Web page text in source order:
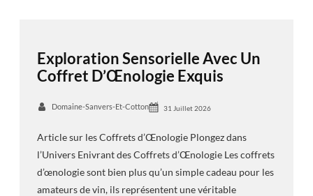
Exploration Sensorielle Avec Un
Coffret D’Œnologie Exquis
Domaine-Sanvers-Et-Cotton 31 Juillet 2026
Article sur les Coffrets d’Œnologie Plongez dans
l’Univers Enivrant des Coffrets d’Œnologie Les coffrets
d’œnologie sont bien plus qu’un simple cadeau pour les
amateurs de vin, ils représentent une véritable